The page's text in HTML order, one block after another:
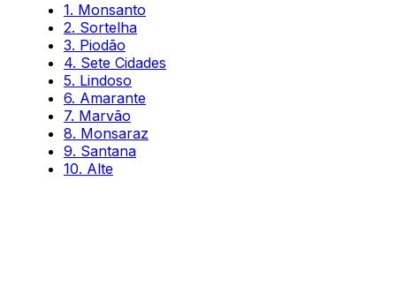
1. Monsanto
2. Sortelha
3. Piodão
4. Sete Cidades
5. Lindoso
6. Amarante
7. Marvão
8. Monsaraz
9. Santana
10. Alte